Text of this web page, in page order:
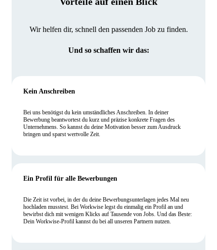
Wir helfen dir, schnell den passenden Job zu finden.
Und so schaffen wir das:
Kein Anschreiben
Bei uns benötigst du kein umständliches Anschreiben. In deiner
Bewerbung beantwortest du kurz und präzise konkrete Fragen des
Unternehmens. So kannst du deine Motivation besser zum Ausdruck
bringen und sparst wertvolle Zeit.
Ein Profil für alle Bewerbungen
Die Zeit ist vorbei, in der du deine Bewerbungsunterlagen jedes Mal neu
hochladen musstest. Bei Workwise legst du einmalig ein Profil an und
bewirbst dich mit wenigen Klicks auf Tausende von Jobs. Und das Beste:
Dein Workwise-Profil kannst du bei all unseren Partnern nutzen.